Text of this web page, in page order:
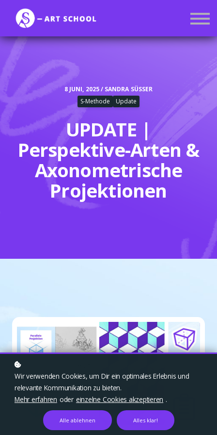
Mitgliedschaft
Anmelden
8 JUNI, 2025 / SANDRA SÜSSER
S-Methode
Update
UPDATE |
Perspektive-Arten &
Axonometrische
Projektionen
Wir verwenden Cookies, um Dir ein optimales Erlebnis und
relevante Kommunikation zu bieten.
Mehr erfahren oder einzelne Cookies akzeptieren .
Alle ablehnen Alles klar!